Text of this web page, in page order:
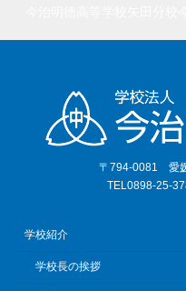
〒794-0081 愛
TEL0898-25-
学校紹介
学校長の挨拶